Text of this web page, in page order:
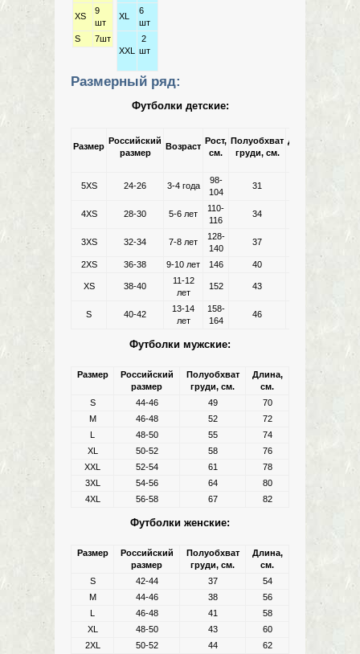
XS
9
шт
S
7шт
XL
6
шт
XXL
2
шт
Размерный ряд:
Футболки детские:
Размер
Российский
размер
Возраст
Рост,
см.
Полуобхват
груди, см.
Длина,
5XS 24-26 3-4 года
98-
104
31
4XS 28-30 5-6 лет
110-
116
34
3XS 32-34 7-8 лет
128-
140
37
2XS 36-38 9-10 лет 146 40
XS 38-40
11-12
лет
152 43
S 40-42
13-14
лет
158-
164
46
Футболки мужские:
Размер
Российский
размер
Полуобхват
груди, см.
Длина,
см.
S
44-46 49
70
M
46-48 52
72
L
48-50 55
74
XL
50-52 58
76
XXL
52-54 61
78
3XL
54-56 64
80
4XL
56-58 67 82
Футболки женские:
Размер
Российский
размер
Полуобхват
груди, см.
Длина,
см.
S
42-44 37
54
M
44-46 38
56
L
46-48 41
58
XL
48-50 43
60
2XL
50-52 44 62